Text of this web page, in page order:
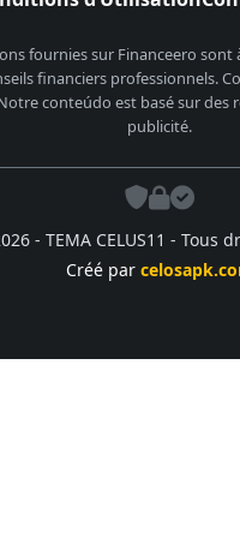
fournies sur Financeero
financiers professionnels.
conteúdo est basé sur des
publicité.
- TEMA CELUS11 - Tous
Créé par